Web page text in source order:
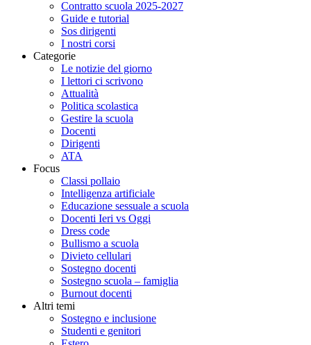
Contratto scuola 2025-2027
Guide e tutorial
Sos dirigenti
I nostri corsi
Categorie
Le notizie del giorno
I lettori ci scrivono
Attualità
Politica scolastica
Gestire la scuola
Docenti
Dirigenti
ATA
Focus
Classi pollaio
Intelligenza artificiale
Educazione sessuale a scuola
Docenti Ieri vs Oggi
Dress code
Bullismo a scuola
Divieto cellulari
Sostegno docenti
Sostegno scuola – famiglia
Burnout docenti
Altri temi
Sostegno e inclusione
Studenti e genitori